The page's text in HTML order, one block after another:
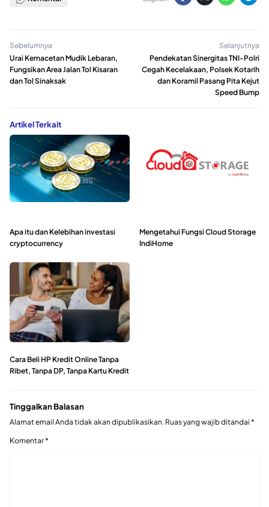
Sebelumnya
Urai Kemacetan Mudik Lebaran,
Fungsikan Area Jalan Tol Kisaran
dan Tol Sinaksak
Selanjutnya
Pendekatan Sinergitas TNI-Polri
Cegah Kecelakaan, Polsek Kotarih
dan Koramil Pasang Pita Kejut
Speed Bump
Artikel Terkait
Apa itu dan Kelebihan investasi
cryptocurrency
Mengetahui Fungsi Cloud Storage
IndiHome
Cara Beli HP Kredit Online Tanpa
Ribet, Tanpa DP, Tanpa Kartu Kredit
Tinggalkan Balasan
Alamat email Anda tidak akan dipublikasikan. Ruas yang wajib ditandai *
Komentar*